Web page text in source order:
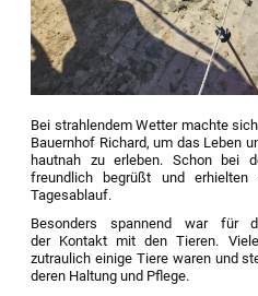
Bei strahlendem Wetter machte
Bauernhof Richard, um das Leben
hautnah zu erleben. Schon bei
freundlich begrüßt und
Tagesablauf.
Besonders spannend war für
der Kontakt mit den Tieren.
zutraulich einige Tiere waren und
deren Haltung und Pflege.